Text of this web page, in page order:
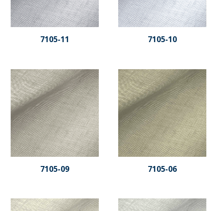
7105-11 7105-10
7105-09 7105-06